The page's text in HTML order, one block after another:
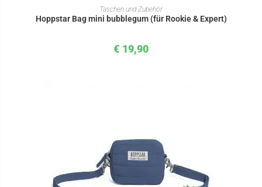
IN DEN WARENKORB
Taschen und Zubehör
Hoppstar Bag mini bubblegum (für Rookie & Expert)
€ 19,90